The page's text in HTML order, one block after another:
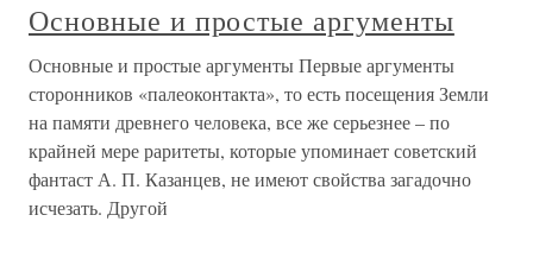
Основные и простые аргументы
Основные и простые аргументы Первые аргументы
сторонников «палеоконтакта», то есть посещения Земли
на памяти древнего человека, все же серьезнее – по
крайней мере раритеты, которые упоминает советский
фантаст А. П. Казанцев, не имеют свойства загадочно
исчезать. Другой